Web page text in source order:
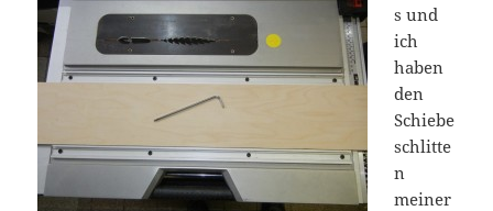
s und
ich
haben
den
Schiebe
schlitte
n
meiner